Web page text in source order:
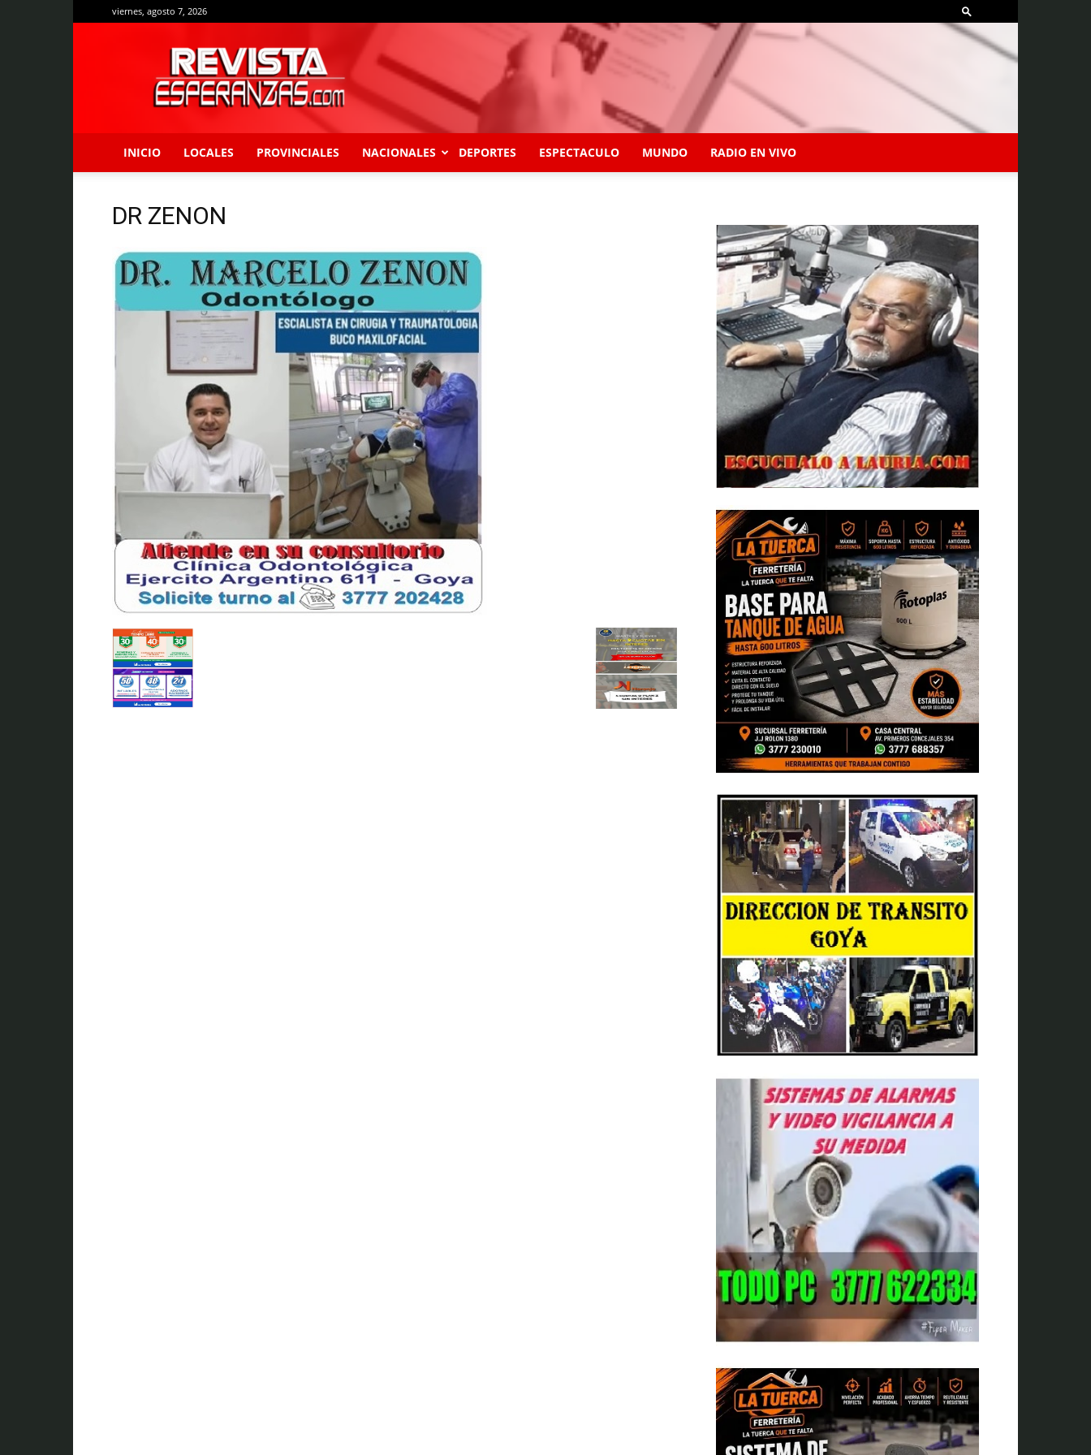
viernes, agosto 7, 2026
Revista
Esperanzas
INICIO LOCALES PROVINCIALES NACIONALES DEPORTES ESPECTACULO MUNDO RADIO EN VIVO
DR ZENON